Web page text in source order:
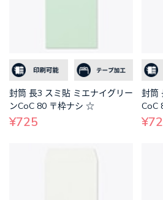
封筒 長3 スミ貼 ミエナイグリー
ンCoC 80 〒枠ナシ ☆
¥725
封筒
CoC